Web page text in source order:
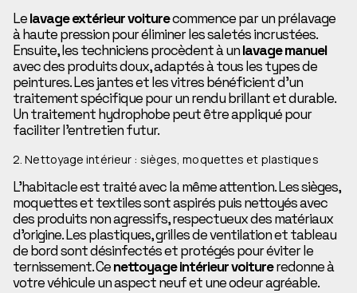
Lelavage extérieur voiturecommence par un prélavage
à haute pression pour éliminer les saletés incrustées.
Ensuite, les techniciens procèdent à unlavage manuel
avec des produits doux, adaptés à tous les types de
peintures. Les jantes et les vitres bénéficient d’un
traitement spécifique pour un rendu brillant et durable.
Un traitement hydrophobe peut être appliqué pour
faciliter l’entretien futur.
2. Nettoyage intérieur : sièges, moquettes et plastiques
L’habitacle est traité avec la même attention. Les sièges,
moquettes et textiles sont aspirés puis nettoyés avec
des produits non agressifs, respectueux des matériaux
d’origine. Les plastiques, grilles de ventilation et tableau
de bord sont désinfectés et protégés pour éviter le
ternissement. Cenettoyage intérieur voitureredonne à
votre véhicule un aspect neuf et une odeur agréable.